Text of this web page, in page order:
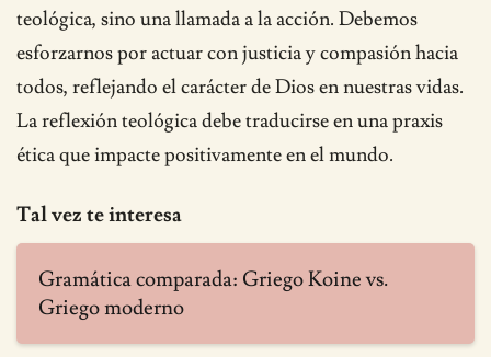
teológica, sino una llamada a la acción. Debemos
esforzarnos por actuar con justicia y compasión hacia
todos, reflejando el carácter de Dios en nuestras vidas.
La reflexión teológica debe traducirse en una praxis
ética que impacte positivamente en el mundo.
Tal vez te interesa
Gramática comparada: Griego Koine vs.
Griego moderno